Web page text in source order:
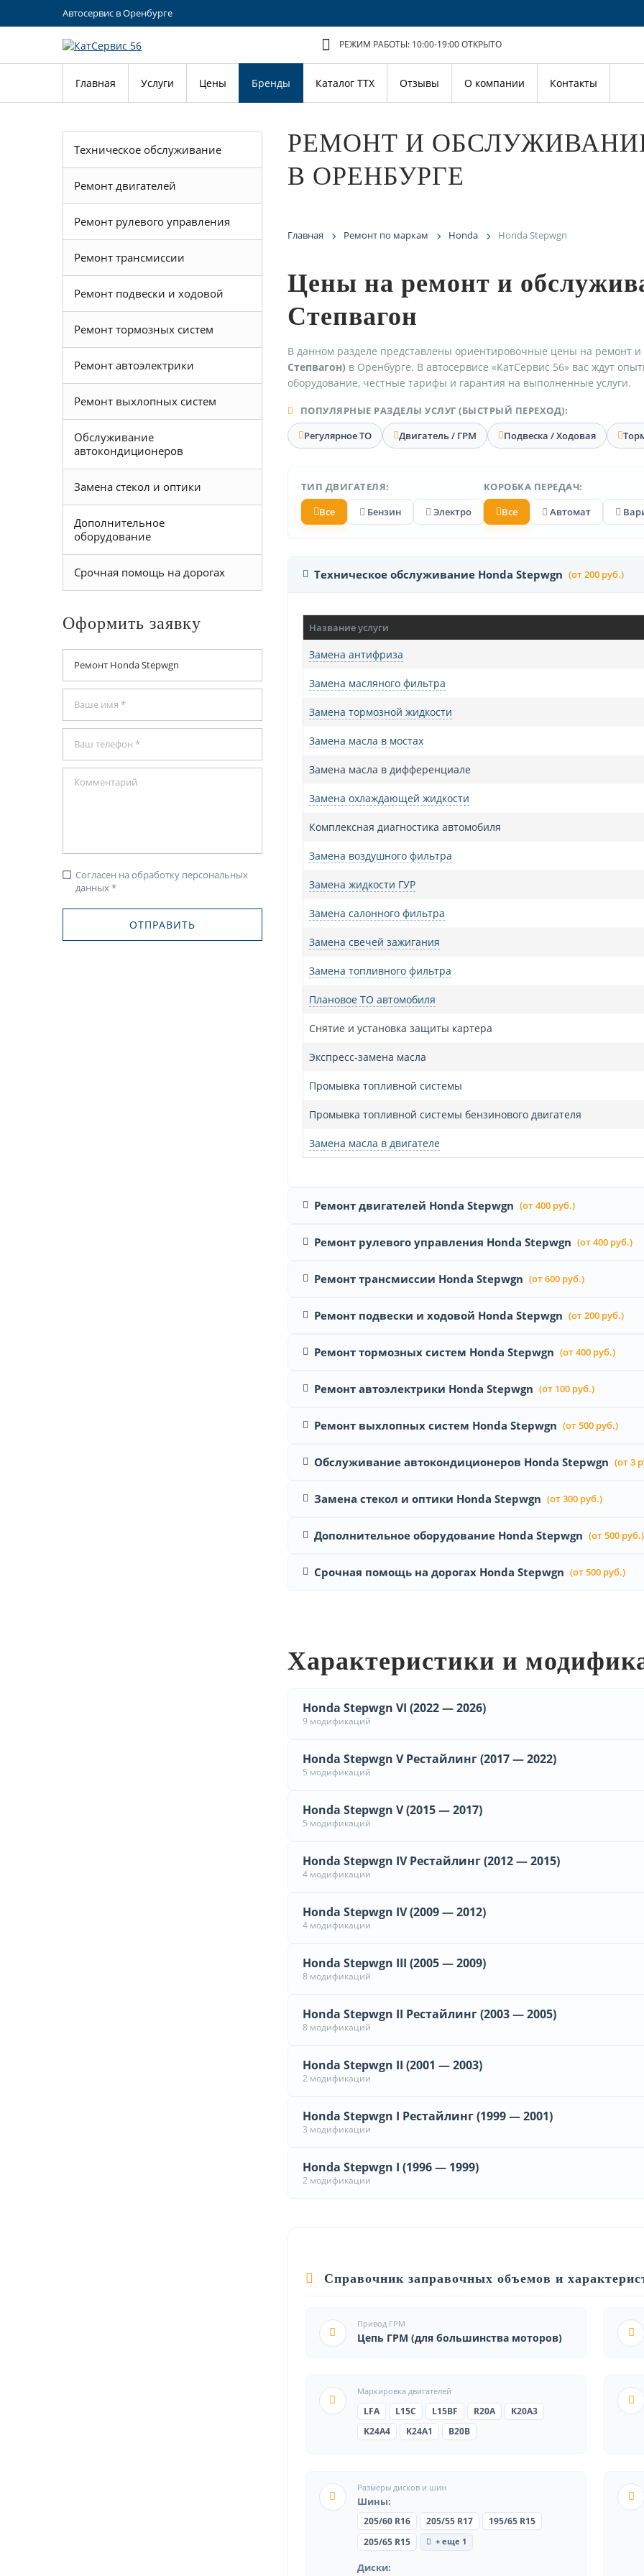
Автосервис в Оренбурге
РЕЖИМ РАБОТЫ: 10:00-19:00ОТКРЫТО
Главная Услуги Цены Бренды Каталог ТТХ Отзывы О компании Контакты
РЕМОНТ И ОБСЛУЖИВАНИЕ
В ОРЕНБУРГЕ
Главная Ремонт по маркам Honda Honda Stepwgn
Цены на ремонт и
Степвагон
В данном разделе представлены ориентировочные цены на ремонт
Степвагон) в Оренбурге. В автосервисе «КатСервис 56» вас ждут
оборудование, честные тарифы и гарантия на выполненные услуги.
ПОПУЛЯРНЫЕ РАЗДЕЛЫ УСЛУГ (БЫСТРЫЙ ПЕРЕХОД):
Регулярное ТО
Двигатель / ГРМ Подвеска / Ходовая
ТИП ДВИГАТЕЛЯ:
Все
Бензин Электро
КОРОБКА ПЕРЕДАЧ:
Все
Автомат
Техническое обслуживание Honda Stepwgn (от 200 руб.)
Название услуги
Замена антифриза
Замена масляного фильтра
Замена тормозной жидкости
Замена масла в мостах
Замена масла в дифференциале
Замена охлаждающей жидкости
Комплексная диагностика автомобиля
Замена воздушного фильтра
Замена жидкости ГУР
Замена салонного фильтра
Замена свечей зажигания
Замена топливного фильтра
Плановое ТО автомобиля
Снятие и установка защиты картера
Экспресс-замена масла
Промывка топливной системы
Промывка топливной системы бензинового двигателя
Замена масла в двигателе
Ремонт двигателей Honda Stepwgn (от 400 руб.)
Ремонт рулевого управления Honda Stepwgn (от 400 руб.)
Ремонт трансмиссии Honda Stepwgn (от 600 руб.)
Ремонт подвески и ходовой Honda Stepwgn (от 200 руб.)
Ремонт тормозных систем Honda Stepwgn (от 400 руб.)
Ремонт автоэлектрики Honda Stepwgn (от 100 руб.)
Ремонт выхлопных систем Honda Stepwgn (от 500 руб.)
Обслуживание автокондиционеров Honda Stepwgn (от 3
Замена стекол и оптики Honda Stepwgn (от 300 руб.)
Дополнительное оборудование Honda Stepwgn (от 500 руб.)
Срочная помощь на дорогах Honda Stepwgn (от 500 руб.)
Характеристики и
Honda Stepwgn VI (2022 — 2026)
9 модификаций
Honda Stepwgn V Рестайлинг (2017 — 2022)
5 модификаций
Honda Stepwgn V (2015 — 2017)
5 модификаций
Honda Stepwgn IV Рестайлинг (2012 — 2015)
4 модификации
Honda Stepwgn IV (2009 — 2012)
4 модификации
Honda Stepwgn III (2005 — 2009)
8 модификаций
Honda Stepwgn II Рестайлинг (2003 — 2005)
8 модификаций
Honda Stepwgn II (2001 — 2003)
2 модификации
Honda Stepwgn I Рестайлинг (1999 — 2001)
3 модификации
Honda Stepwgn I (1996 — 1999)
2 модификации
Справочник заправочных объемов и
Привод ГРМ
Цепь ГРМ (для большинства моторов)
Маркировка двигателей
LFA
L15C L15BF R20A
K20A3
K24A4
K24A1 B20B
Размеры дисков и шин
Шины:
205/60 R16 205/55 R17
195/65 R15
205/65 R15
+ еще 1
Диски:
Техническое обслуживание
Ремонт двигателей
Ремонт рулевого управления
Ремонт трансмиссии
Ремонт подвески и ходовой
Ремонт тормозных систем
Ремонт автоэлектрики
Ремонт выхлопных систем
Обслуживание
автокондиционеров
Замена стекол и оптики
Дополнительное
оборудование
Срочная помощь на дорогах
Оформить заявку
check_box_outline_blank Согласен на обработку персональных
данных *